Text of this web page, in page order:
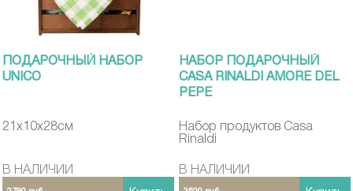
ПОДАРОЧНЫЙ НАБОР
UNICO
21х10х28см
В НАЛИЧИИ
НАБОР ПОДАРОЧНЫЙ
CASA RINALDI AMORE DEL
PEPE
Набор продуктов Casa
Rinaldi
В НАЛИЧИИ